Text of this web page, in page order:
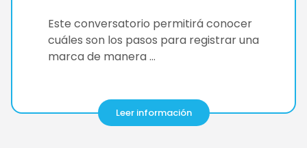
Este conversatorio permitirá conocer
cuáles son los pasos para registrar una
marca de manera …
Leer información